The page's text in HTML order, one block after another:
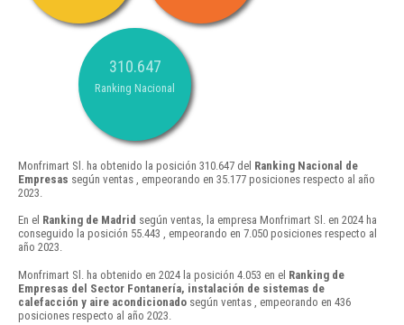
310.647
Ranking Nacional
Monfrimart Sl. ha obtenido la posición 310.647 del Ranking Nacional de
Empresas según ventas , empeorando en 35.177 posiciones respecto al año
2023.
En el Ranking de Madrid según ventas, la empresa Monfrimart Sl. en 2024 ha
conseguido la posición 55.443 , empeorando en 7.050 posiciones respecto al
año 2023.
Monfrimart Sl. ha obtenido en 2024 la posición 4.053 en el Ranking de
Empresas del Sector Fontanería, instalación de sistemas de
calefacción y aire acondicionado según ventas , empeorando en 436
posiciones respecto al año 2023.